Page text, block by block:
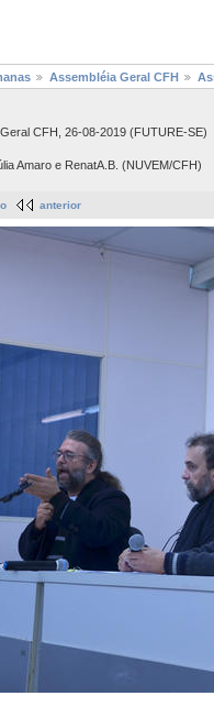
Assembléia Geral CFH
CFH, 26-08-2019 (FUTURE-SE)
Amaro e RenatA.B. (NUVEM/CFH)
anterior